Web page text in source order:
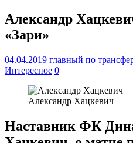
Александр
«Зари»
04.04.2019 главный по
Интересное 0
Александр Хацкевич
Наставник ФК